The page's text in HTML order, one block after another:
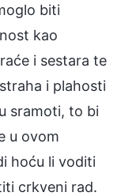
biti
kao
i sestara te
i plahosti
sramoti, to bi
u ovom
hoću li voditi
crkveni rad.